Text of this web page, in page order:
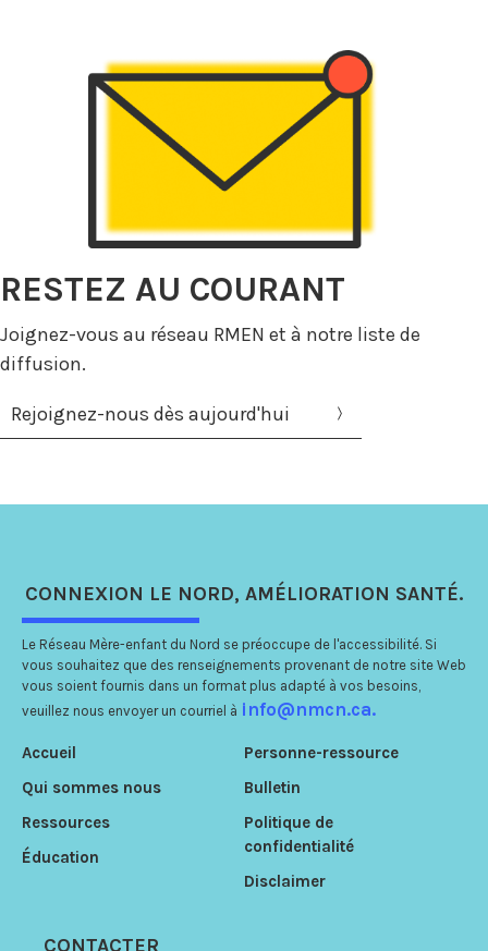
RESTEZ AU COURANT
Joignez-vous au réseau RMEN et à notre liste de
diffusion.
Rejoignez-nous dès aujourd'hui
CONNEXION LE NORD, AMÉLIORATION SANTÉ.
Le Réseau Mère-enfant du Nord se préoccupe de l'accessibilité. Si
vous souhaitez que des renseignements provenant de notre site Web
vous soient fournis dans un format plus adapté à vos besoins,
veuillez nous envoyer un courriel à info@nmcn.ca.
Accueil
Qui sommes nous
Ressources
Éducation
Personne-ressource
Bulletin
Politique de
confidentialité
Disclaimer
CONTACTER